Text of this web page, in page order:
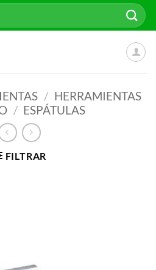
/ HERRAMIENTAS
/ ESPÁTULAS
FILTRAR